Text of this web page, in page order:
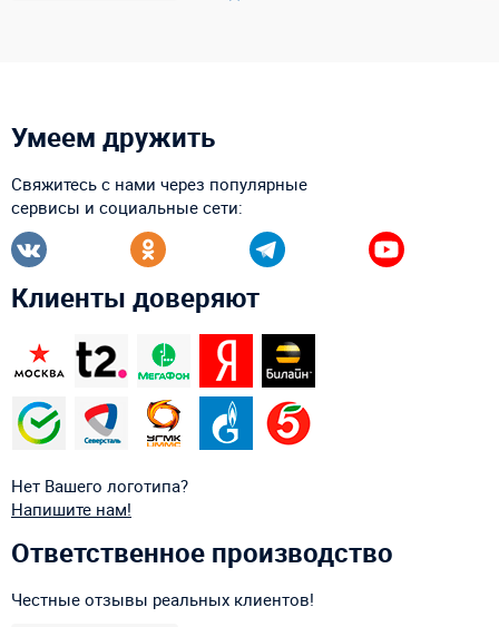
Умеем дружить
Свяжитесь с нами через популярные
сервисы и социальные сети:
Клиенты доверяют
Нет Вашего логотипа?
Напишите нам!
Ответственное производство
Честные отзывы реальных клиентов!